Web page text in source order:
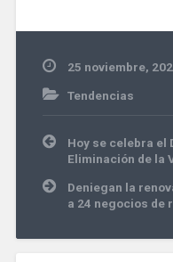
25 noviembre,
Tendencias
Navegación
de
entradas
Hoy se celebra el
Eliminación de la
Deniegan la
a 24 negocios de